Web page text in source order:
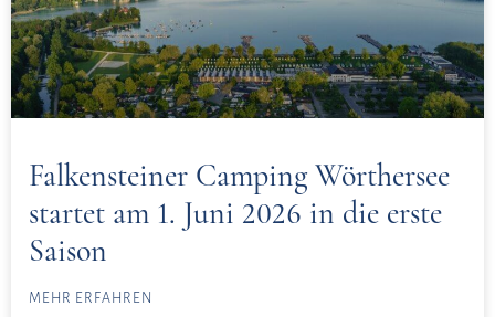
Falkensteiner Camping Wörthersee
startet am 1. Juni 2026 in die erste
Saison
MEHR ERFAHREN